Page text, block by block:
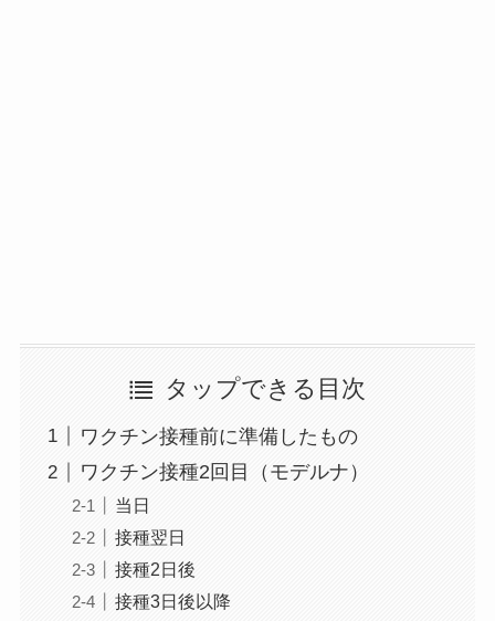
タップできる目次
ワクチン接種前に準備したもの
ワクチン接種2回目（モデルナ）
当日
接種翌日
接種2日後
接種3日後以降